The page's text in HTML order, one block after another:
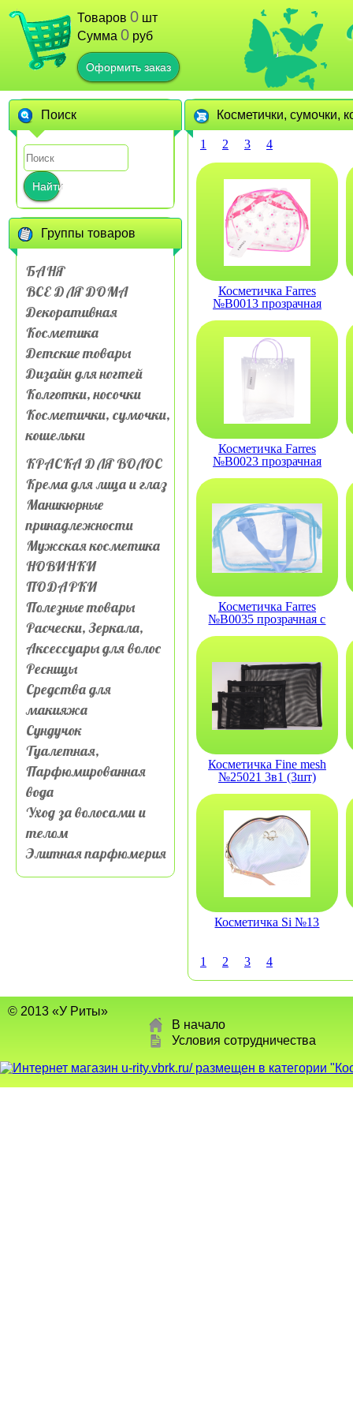
Товаров 0 шт
Сумма 0 руб
Оформить заказ
Поиск
Найти
Группы товаров
БАНЯ
ВСЕ ДЛЯ ДОМА
Декоративная
Косметика
Детские товары
Дизайн для ногтей
Колготки, носочки
Косметички, сумочки,
кошельки
КРАСКА ДЛЯ ВОЛОС
Крема для лица и глаз
Маникюрные
принадлежности
Мужская косметика
НОВИНКИ
ПОДАРКИ
Полезные товары
Расчески, Зеркала,
Аксессуары для волос
Ресницы
Средства для
макияжа
Сундучок
Туалетная,
Парфюмированная
вода
Уход за волосами и
телом
Элитная парфюмерия
Косметички, сумочки,
1 2 3 4
Косметичка Farres
№B0013 прозрачная
Косметичка Farres
№B0023 прозрачная
Косметичка Farres
№B0035 прозрачная с
Косметичка Fine mesh
№25021 3в1 (3шт)
Косметичка Si №13
1 2 3 4
© 2013 «У Риты»
В начало
Условия сотрудничества